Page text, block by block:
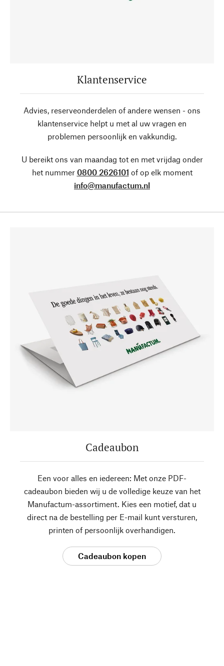
Klantenservice
Advies, reserveonderdelen of andere wensen - ons
klantenservice helpt u met al uw vragen en
problemen persoonlijk en vakkundig.
U bereikt ons van maandag tot en met vrijdag onder
het nummer 0800 2626101 of op elk moment
info@manufactum.nl
Cadeaubon
Een voor alles en iedereen: Met onze PDF-
cadeaubon bieden wij u de volledige keuze van het
Manufactum-assortiment. Kies een motief, dat u
direct na de bestelling per E-mail kunt versturen,
printen of persoonlijk overhandigen.
Cadeaubon kopen